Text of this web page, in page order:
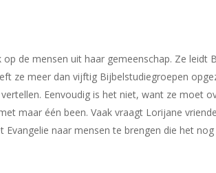
de mensen uit haar gemeenschap. Ze leidt
ze meer dan vijftig Bijbelstudiegroepen
Eenvoudig is het niet, want ze moet
maar één been. Vaak vraagt Lorijane
naar mensen te brengen die het nog